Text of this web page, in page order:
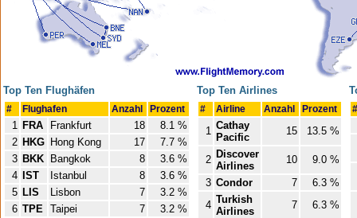
Top Ten Flughäfen
# Flughafen Anzahl Prozent
1 FRA Frankfurt 18
8.1 %
2 HKG Hong Kong 17
7.7 %
3 BKK Bangkok 8
3.6 %
4
IST Istanbul 8
3.6 %
5 LIS Lisbon 7
3.2 %
6 TPE Taipei 7
3.2 %
Top Ten Airlines
# Airline Anzahl Prozent
1 Cathay
Pacific
15 13.5 %
2 Discover
Airlines
10
9.0 %
3 Condor 7
6.3 %
4 Turkish
Airlines
7 6.3 %
#